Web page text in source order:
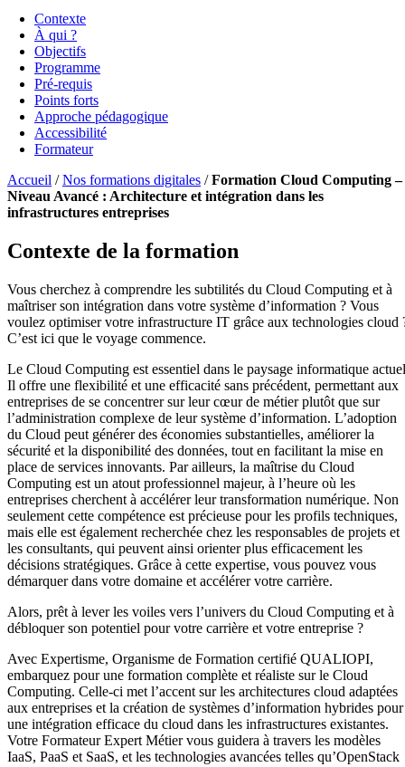
Contexte
À qui ?
Objectifs
Programme
Pré-requis
Points forts
Approche pédagogique
Accessibilité
Formateur
Accueil /Nos formations digitales /Formation Cloud Computing –
Niveau Avancé : Architecture et intégration dans les
infrastructures entreprises
Contexte de la formation
Vous cherchez à comprendre les subtilités du Cloud Computing et à
maîtriser son intégration dans votre système d’information ? Vous
voulez optimiser votre infrastructure IT grâce aux technologies cloud
C’est ici que le voyage commence.
Le Cloud Computing est essentiel dans le paysage informatique
Il offre une flexibilité et une efficacité sans précédent, permettant aux
entreprises de se concentrer sur leur cœur de métier plutôt que sur
l’administration complexe de leur système d’information. L’adoption
du Cloud peut générer des économies substantielles, améliorer la
sécurité et la disponibilité des données, tout en facilitant la mise en
place de services innovants. Par ailleurs, la maîtrise du Cloud
Computing est un atout professionnel majeur, à l’heure où les
entreprises cherchent à accélérer leur transformation numérique. Non
seulement cette compétence est précieuse pour les profils techniques,
mais elle est également recherchée chez les responsables de projets et
les consultants, qui peuvent ainsi orienter plus efficacement les
décisions stratégiques. Grâce à cette expertise, vous pouvez vous
démarquer dans votre domaine et accélérer votre carrière.
Alors, prêt à lever les voiles vers l’univers du Cloud Computing et à
débloquer son potentiel pour votre carrière et votre entreprise ?
Avec Expertisme, Organisme de Formation certifié QUALIOPI,
embarquez pour une formation complète et réaliste sur le Cloud
Computing. Celle-ci met l’accent sur les architectures cloud adaptées
aux entreprises et la création de systèmes d’information hybrides pour
une intégration efficace du cloud dans les infrastructures existantes.
Votre Formateur Expert Métier vous guidera à travers les modèles
IaaS, PaaS et SaaS, et les technologies avancées telles qu’OpenStack